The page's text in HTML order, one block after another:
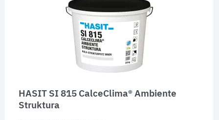
HASIT SI 815 CalceClima® Ambiente
Struktura